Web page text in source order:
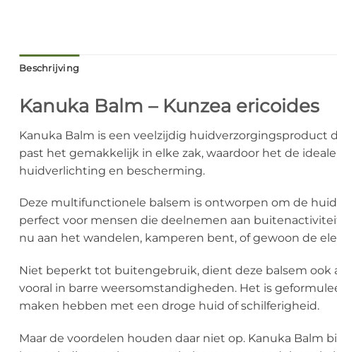
Beschrijving
Kanuka Balm – Kunzea ericoides
Kanuka Balm is een veelzijdig huidverzorgingsproduct
past het gemakkelijk in elke zak, waardoor het de
huidverlichting en bescherming.
Deze multifunctionele balsem is ontworpen om de
perfect voor mensen die deelnemen aan
nu aan het wandelen, kamperen bent, of gewoon de
Niet beperkt tot buitengebruik, dient deze balsem ook
vooral in barre weersomstandigheden. Het is
maken hebben met een droge huid of schilferigheid.
Maar de voordelen houden daar niet op. Kanuka Balm